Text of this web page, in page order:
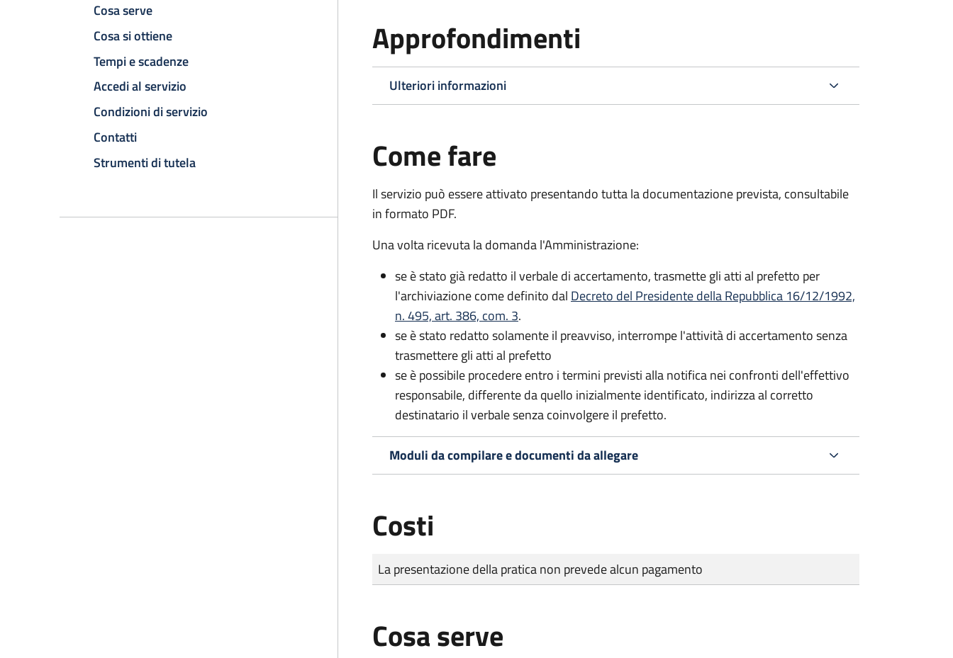
Cosa serve
Cosa si ottiene
Tempi e scadenze
Accedi al servizio
Condizioni di servizio
Contatti
Strumenti di tutela
Approfondimenti
Ulteriori informazioni
Come fare
Il servizio può essere attivato presentando tutta la documentazione prevista, consultabile
in formato PDF.
Una volta ricevuta la domanda l'Amministrazione:
se è stato già redatto il verbale di accertamento, trasmette gli atti al prefetto per
l'archiviazione come definito dal Decreto del Presidente della Repubblica 16/12/1992,
n. 495, art. 386, com. 3.
se è stato redatto solamente il preavviso, interrompe l'attività di accertamento senza
trasmettere gli atti al prefetto
se è possibile procedere entro i termini previsti alla notifica nei confronti dell'effettivo
responsabile, differente da quello inizialmente identificato, indirizza al corretto
destinatario il verbale senza coinvolgere il prefetto.
Moduli da compilare e documenti da allegare
Costi
Tipo di pagamento
Importo
La presentazione della pratica non prevede alcun pagamento
Cosa serve